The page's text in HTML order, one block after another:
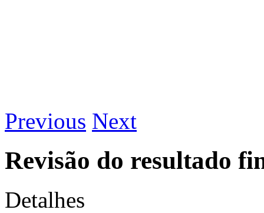
Previous Next
Revisão do resultado
Detalhes